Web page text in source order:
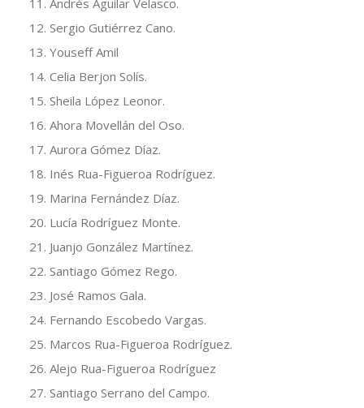
11. Andrés Aguilar Velasco.
12. Sergio Gutiérrez Cano.
13. Youseff Amil
14. Celia Berjon Solís.
15. Sheila López Leonor.
16. Ahora Movellán del Oso.
17. Aurora Gómez Díaz.
18. Inés Rua-Figueroa Rodríguez.
19. Marina Fernández Díaz.
20. Lucía Rodríguez Monte.
21. Juanjo González Martínez.
22. Santiago Gómez Rego.
23. José Ramos Gala.
24. Fernando Escobedo Vargas.
25. Marcos Rua-Figueroa Rodríguez.
26. Alejo Rua-Figueroa Rodríguez
27. Santiago Serrano del Campo.